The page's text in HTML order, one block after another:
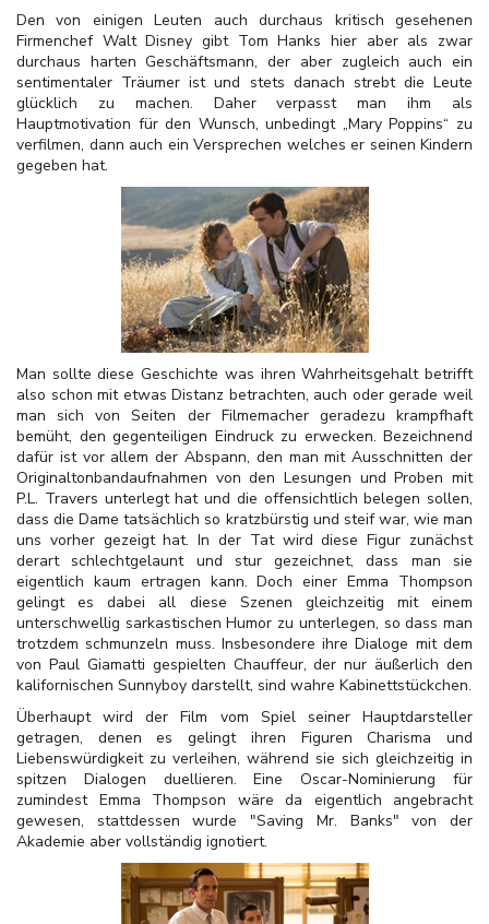
Den von einigen Leuten auch durchaus kritisch gesehenen
Firmenchef Walt Disney gibt Tom Hanks hier aber als zwar
durchaus harten Geschäftsmann, der aber zugleich auch ein
sentimentaler Träumer ist und stets danach strebt die Leute
glücklich zu machen. Daher verpasst man ihm als
Hauptmotivation für den Wunsch, unbedingt „Mary Poppins“ zu
verfilmen, dann auch ein Versprechen welches er seinen Kindern
gegeben hat.
Man sollte diese Geschichte was ihren Wahrheitsgehalt betrifft
also schon mit etwas Distanz betrachten, auch oder gerade weil
man sich von Seiten der Filmemacher geradezu krampfhaft
bemüht, den gegenteiligen Eindruck zu erwecken. Bezeichnend
dafür ist vor allem der Abspann, den man mit Ausschnitten der
Originaltonbandaufnahmen von den Lesungen und Proben mit
P.L. Travers unterlegt hat und die offensichtlich belegen sollen,
dass die Dame tatsächlich so kratzbürstig und steif war, wie man
uns vorher gezeigt hat. In der Tat wird diese Figur zunächst
derart schlechtgelaunt und stur gezeichnet, dass man sie
eigentlich kaum ertragen kann. Doch einer Emma Thompson
gelingt es dabei all diese Szenen gleichzeitig mit einem
unterschwellig sarkastischen Humor zu unterlegen, so dass man
trotzdem schmunzeln muss. Insbesondere ihre Dialoge mit dem
von Paul Giamatti gespielten Chauffeur, der nur äußerlich den
kalifornischen Sunnyboy darstellt, sind wahre Kabinettstückchen.
Überhaupt wird der Film vom Spiel seiner Hauptdarsteller
getragen, denen es gelingt ihren Figuren Charisma und
Liebenswürdigkeit zu verleihen, während sie sich gleichzeitig in
spitzen Dialogen duellieren. Eine Oscar-Nominierung für
zumindest Emma Thompson wäre da eigentlich angebracht
gewesen, stattdessen wurde "Saving Mr. Banks" von der
Akademie aber vollständig ignotiert.